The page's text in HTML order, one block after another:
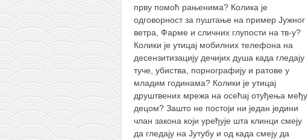
прву помоћ рањенима? Колика је
одговорност за пуштање на пример Јужног
ветра, Фарме и сличних глупости на тв-у?
Колики је утицај мобилних телефона на
десензитизацију дечијих душа када гледају
туче, убиства, порнографију и ратове у
младим годинама? Колики је утицај
друштвених мрежа на осећај отуђења међу
децом? Зашто не постоји ни један једини
члан закона који уређује шта клинци смеју
да гледају на Јутубу и од када смеју да